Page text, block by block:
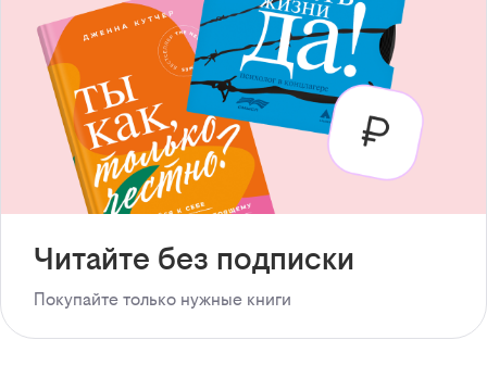
Читайте без подписки
Покупайте только нужные книги